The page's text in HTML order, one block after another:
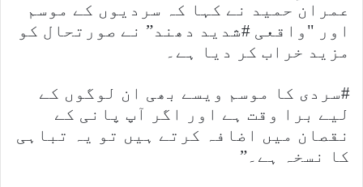
عمران حمید نے کہا کہ سردیوں کے موسم
اور "واقعی #شدید دھند” نے صورتحال کو
مزید خراب کر دیا ہے۔
#سردی کا موسم ویسے بھی ان لوگوں کے
لیے برا وقت ہے اور اگر آپ پانی کے
نقصان میں اضافہ کرتے ہیں تو یہ تباہی
کا نسخہ ہے۔”